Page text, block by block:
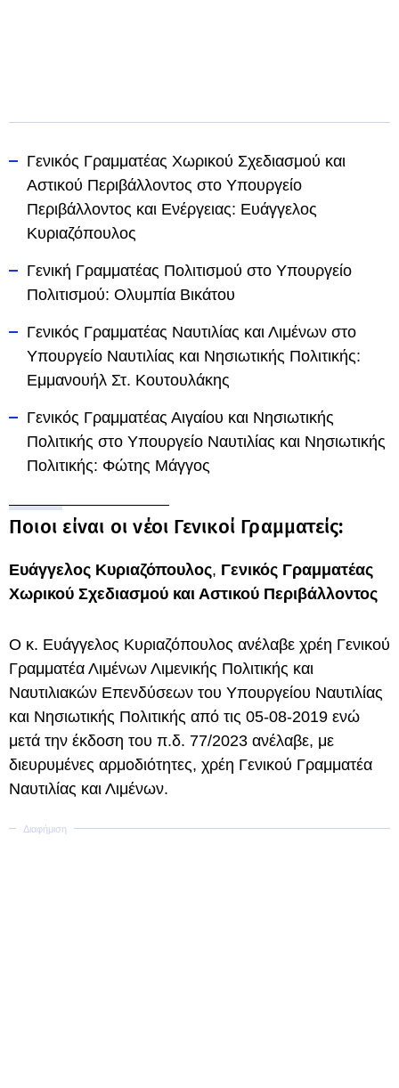
Γενικός Γραμματέας Χωρικού Σχεδιασμού και
Αστικού Περιβάλλοντος στο Υπουργείο
Περιβάλλοντος και Ενέργειας: Ευάγγελος
Κυριαζόπουλος
Γενική Γραμματέας Πολιτισμού στο Υπουργείο
Πολιτισμού: Ολυμπία Βικάτου
Γενικός Γραμματέας Ναυτιλίας και Λιμένων στο
Υπουργείο Ναυτιλίας και Νησιωτικής Πολιτικής:
Eμμανουήλ Στ. Κουτουλάκης
Γενικός Γραμματέας Αιγαίου και Νησιωτικής
Πολιτικής στο Υπουργείο Ναυτιλίας και Νησιωτικής
Πολιτικής: Φώτης Μάγγος
Ποιοι είναι οι νέοι Γενικοί Γραμματείς:
Ευάγγελος Κυριαζόπουλος, Γενικός Γραμματέας
Χωρικού Σχεδιασμού και Αστικού Περιβάλλοντος
Ο κ. Ευάγγελος Κυριαζόπουλος ανέλαβε χρέη Γενικού
Γραμματέα Λιμένων Λιμενικής Πολιτικής και
Ναυτιλιακών Επενδύσεων του Υπουργείου Ναυτιλίας
και Νησιωτικής Πολιτικής από τις 05-08-2019 ενώ
μετά την έκδοση του π.δ. 77/2023 ανέλαβε, με
διευρυμένες αρμοδιότητες, χρέη Γενικού Γραμματέα
Ναυτιλίας και Λιμένων.